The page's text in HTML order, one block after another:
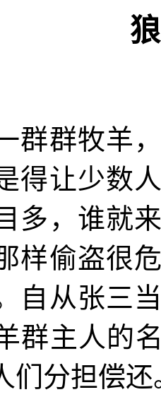
群群牧羊
得让少数
多，谁就
样偷盗很
自从张三
群主人的
们分担偿还